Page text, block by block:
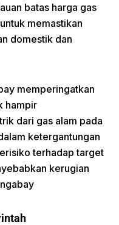
batas harga gas
memastikan
domestik dan
memperingatkan
hampir
dari gas alam pada
ketergantungan
terhadap target
kerugian